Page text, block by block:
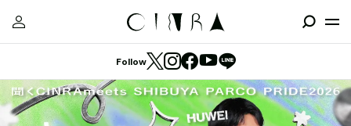
Follow